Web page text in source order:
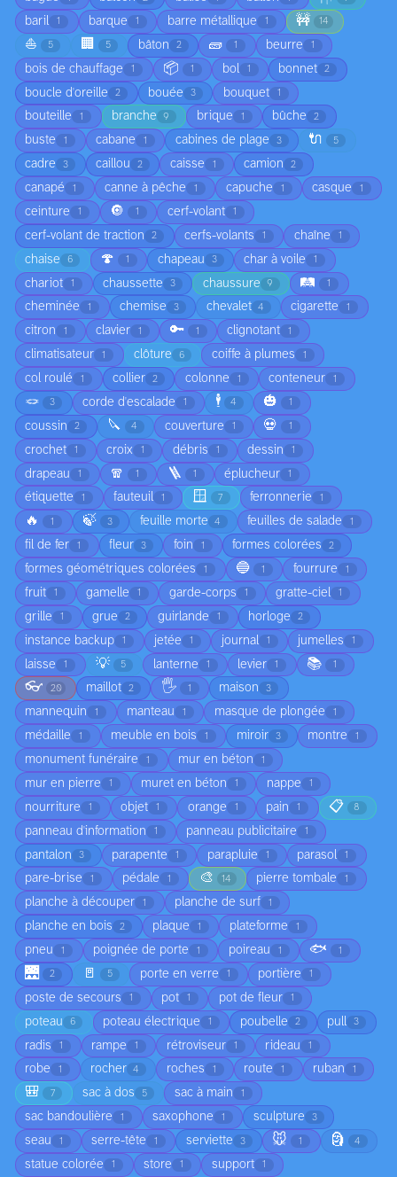
baril 1 barque 1 barre métallique 1 🚧 14
⛵ 5 🏢 5 bâton 2 🧱 1 beurre 1
bois de chauffage 1 📦 1 bol 1 bonnet 2
boucle d'oreille 2 bouée 3 bouquet 1
bouteille 1 branche 9 brique 1 bûche 2
buste 1 cabane 1 cabines de plage 3 🔌 5
cadre 3 caillou 2 caisse 1 camion 2
canapé 1 canne à pêche 1 capuche 1 casque 1
ceinture 1 🔘 1 cerf-volant 1
cerf-volant de traction 2 cerfs-volants 1 chaîne 1
chaise 6 🍄 1 chapeau 3 char à voile 1
chariot 1 chaussette 3 chaussure 9 🛤️ 1
cheminée 1 chemise 3 chevalet 4 cigarette 1
citron 1 clavier 1 🔑 1 clignotant 1
climatisateur 1 clôture 6 coiffe à plumes 1
col roulé 1 collier 2 colonne 1 conteneur 1
🪢 3 corde d'escalade 1 🕴️ 4 🎃 1
coussin 2 🔪 4 couverture 1 💀 1
crochet 1 croix 1 débris 1 dessin 1
drapeau 1 🧣 1 🪜 1 éplucheur 1
étiquette 1 fauteuil 1 🪟 7 ferronnerie 1
🔥 1 🍃 3 feuille morte 4 feuilles de salade 1
fil de fer 1 fleur 3 foin 1 formes colorées 2
formes géométriques colorées 1 🔵 1 fourrure 1
fruit 1 gamelle 1 garde-corps 1 gratte-ciel 1
grille 1 grue 2 guirlande 1 horloge 2
instance backup 1 jetée 1 journal 1 jumelles 1
laisse 1 💡 5 lanterne 1 levier 1 📚 1
👓 20 maillot 2 🖐️ 1 maison 3
mannequin 1 manteau 1 masque de plongée 1
médaille 1 meuble en bois 1 miroir 3 montre 1
monument funéraire 1 mur en béton 1
mur en pierre 1 muret en béton 1 nappe 1
nourriture 1 objet 1 orange 1 pain 1 📋 8
panneau d'information 1 panneau publicitaire 1
pantalon 3 parapente 1 parapluie 1 parasol 1
pare-brise 1 pédale 1 🎨 14 pierre tombale 1
planche à découper 1 planche de surf 1
planche en bois 2 plaque 1 plateforme 1
pneu 1 poignée de porte 1 poireau 1 🐟 1
🌉 2 🚪 5 porte en verre 1 portière 1
poste de secours 1 pot 1 pot de fleur 1
poteau 6 poteau électrique 1 poubelle 2 pull 3
radis 1 rampe 1 rétroviseur 1 rideau 1
robe 1 rocher 4 roches 1 route 1 ruban 1
🎒 7 sac à dos 5 sac à main 1
sac bandoulière 1 saxophone 1 sculpture 3
seau 1 serre-tête 1 serviette 3 🐭 1 🗿 4
statue colorée 1 store 1 support 1